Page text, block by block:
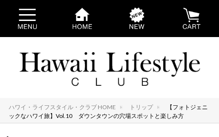
ハワイ・ライフスタイル・クラブ HOME トリップ
【フォトジェニ
ックなハワイ旅】Vol.10 ダウンタウンの穴場スポットと楽しみ方